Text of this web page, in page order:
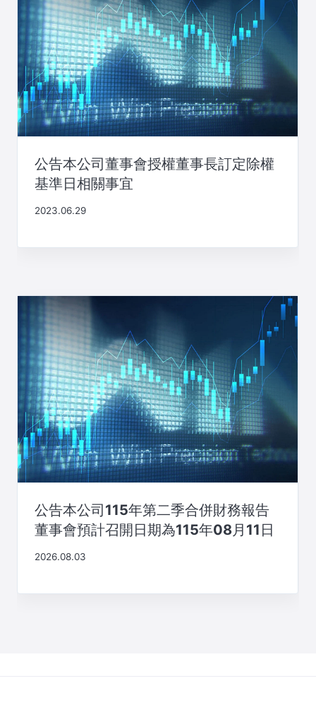
公告本公司董事會授權董事長訂定除權
基準日相關事宜
2023.06.29
公告本公司115年第二季合併財務報告
董事會預計召開日期為115年08月11日
2026.08.03